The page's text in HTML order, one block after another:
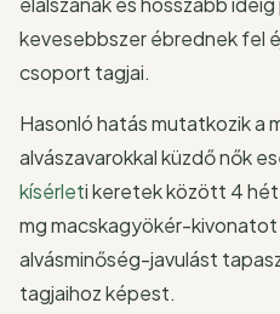
kevesebbszer ébrednek fel
csoport tagjai.
Hasonló hatás mutatkozik a
alvászavarokkal küzdő nők
kísérleti keretek között 4
mg macskagyökér-
alvásminőség-javulást
tagjaihoz képest.